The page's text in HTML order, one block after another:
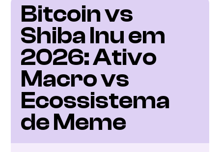
Bitcoin vs
Shiba Inu em
2026: Ativo
Macro vs
Ecossistema
de Meme